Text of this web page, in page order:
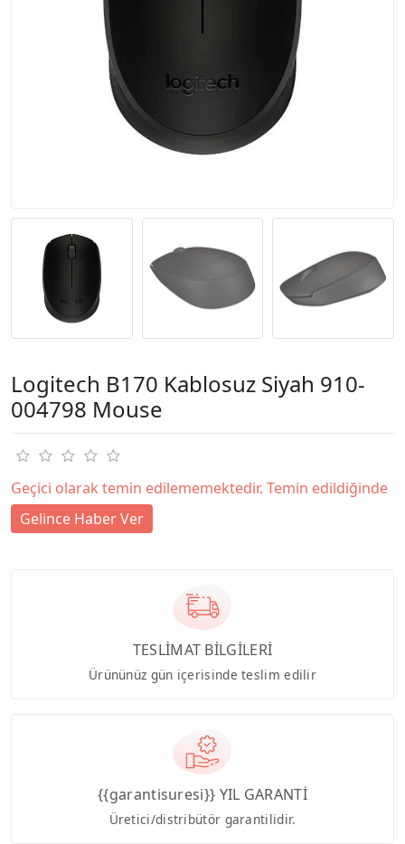
Logitech B170 Kablosuz Siyah 910-
004798 Mouse
Geçici olarak temin edilememektedir. Temin edildiğinde
Gelince Haber Ver
TESLİMAT BİLGİLERİ
Ürününüz gün içerisinde teslim edilir
{{garantisuresi}} YIL GARANTİ
Üretici/distribütör garantilidir.